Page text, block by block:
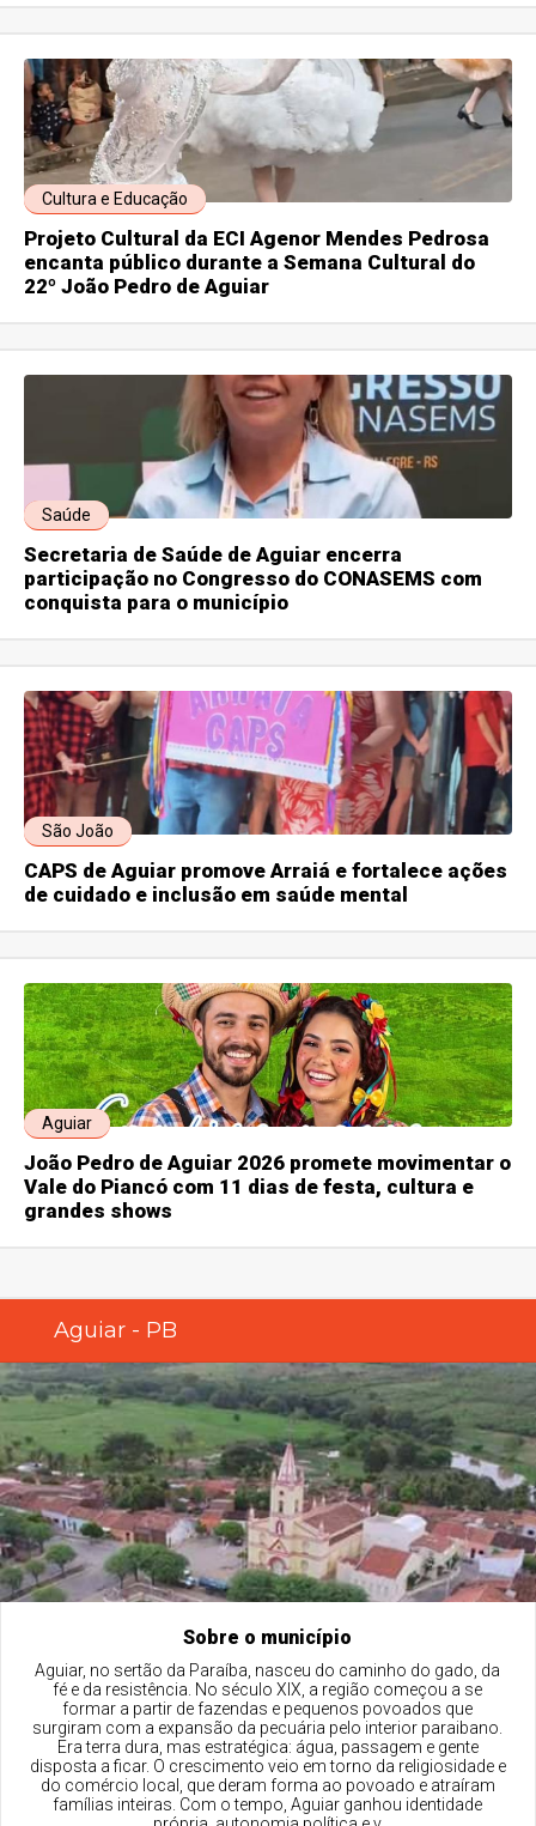
Cultura e Educação
Projeto Cultural da ECI Agenor Mendes Pedrosa
encanta público durante a Semana Cultural do
22º João Pedro de Aguiar
Saúde
Secretaria de Saúde de Aguiar encerra
participação no Congresso do CONASEMS com
conquista para o município
São João
CAPS de Aguiar promove Arraiá e fortalece ações
de cuidado e inclusão em saúde mental
Aguiar
João Pedro de Aguiar 2026 promete movimentar o
Vale do Piancó com 11 dias de festa, cultura e
grandes shows
Aguiar - PB
Sobre o município
Aguiar, no sertão da Paraíba, nasceu do caminho do gado, da
fé e da resistência. No século XIX, a região começou a se
formar a partir de fazendas e pequenos povoados que
surgiram com a expansão da pecuária pelo interior paraibano.
Era terra dura, mas estratégica: água, passagem e gente
disposta a ficar. O crescimento veio em torno da religiosidade e
do comércio local, que deram forma ao povoado e atraíram
famílias inteiras. Com o tempo, Aguiar ganhou identidade